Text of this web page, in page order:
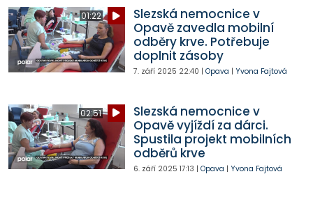
01:22
Slezská nemocnice v
Opavě zavedla mobilní
odběry krve. Potřebuje
doplnit zásoby
7. září 2025 22:40 | Opava | Yvona Fajtová
02:51
Slezská nemocnice v
Opavě vyjíždí za dárci.
Spustila projekt mobilních
odběrů krve
6. září 2025 17:13 | Opava | Yvona Fajtová